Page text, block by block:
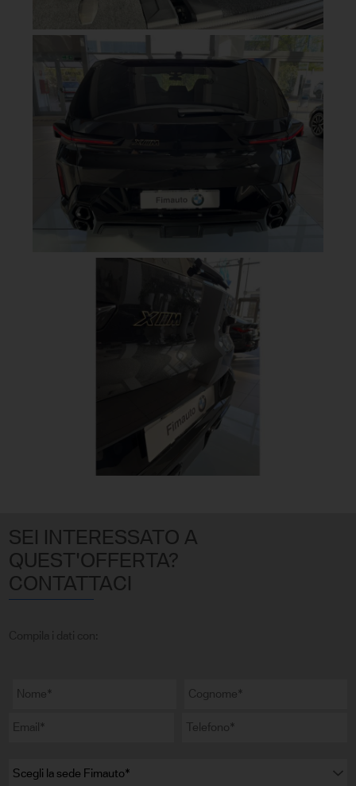
SEI INTERESSATO A
QUEST'OFFERTA?
CONTATTACI